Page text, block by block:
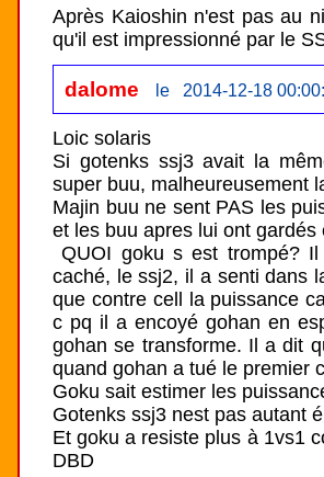
Après Kaioshin n'est pas au
qu'il est impressionné par le
dalome le 2014-12-18
Loic solaris
Si gotenks ssj3 avait la
super buu, malheureusement
Majin buu ne sent PAS les
et les buu apres lui ont
QUOI goku s est trompé? Il a envoyé gohan car il savait pour son pouvoir
caché, le ssj2, il a senti dans
que contre cell la puissance
c pq il a encoyé gohan en
gohan se transforme. Il a dit
quand gohan a tué le premier
Goku sait estimer les
Gotenks ssj3 nest pas autant
Et goku a resiste plus à 1vs1
DBD